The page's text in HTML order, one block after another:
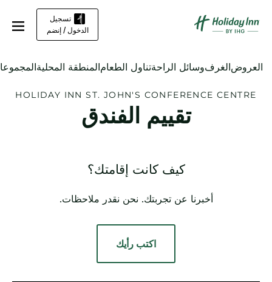
تسجيل
الدخول / إنضم
العروضالغرفوسائل الراحةتناول الطعامالمنطقة المحلية
HOLIDAY INN ST. JOHN'S CONFERENCE CENTRE
تقييم الفندق
كيف كانت إقامتك؟
أخبرنا عن تجربتك. نحن نقدر ملاحظات.
اكتب رأيك